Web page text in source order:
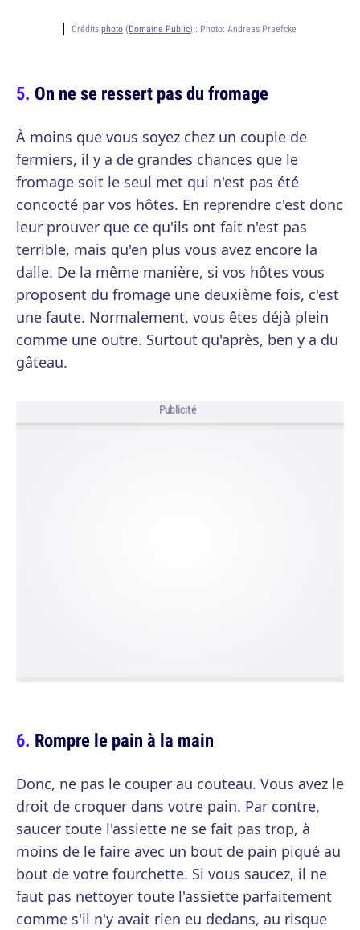
Crédits photo (Domaine Public) : Photo: Andreas Praefcke
On ne se ressert pas du fromage
À moins que vous soyez chez un couple de
fermiers, il y a de grandes chances que le
fromage soit le seul met qui n'est pas été
concocté par vos hôtes. En reprendre c'est donc
leur prouver que ce qu'ils ont fait n'est pas
terrible, mais qu'en plus vous avez encore la
dalle. De la même manière, si vos hôtes vous
proposent du fromage une deuxième fois, c'est
une faute. Normalement, vous êtes déjà plein
comme une outre. Surtout qu'après, ben y a du
gâteau.
Publicité
Rompre le pain à la main
Donc, ne pas le couper au couteau. Vous avez le
droit de croquer dans votre pain. Par contre,
saucer toute l'assiette ne se fait pas trop, à
moins de le faire avec un bout de pain piqué au
bout de votre fourchette. Si vous saucez, il ne
faut pas nettoyer toute l'assiette parfaitement
comme s'il n'y avait rien eu dedans, au risque